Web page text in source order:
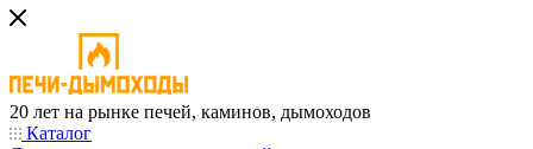
20 лет на рынке печей, каминов, дымоходов
Каталог